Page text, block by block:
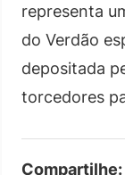
representa
do Verdão
depositada
torcedores
Compartilhe: